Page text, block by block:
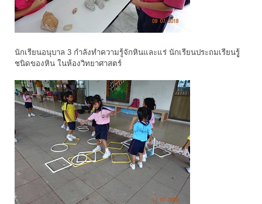
นักเรียนอนุบาล 3 กำลังทำความรู้จักหินและแร่ นักเรียนประถมเรียนรูู้
ชนิดของหิน ในห้องวิทยาศาสตร์